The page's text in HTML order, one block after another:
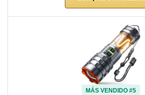
MÁS VENDIDO #5